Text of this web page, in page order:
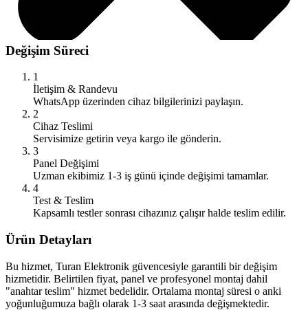
Değişim Süreci
1
İletişim & Randevu
WhatsApp üzerinden cihaz bilgilerinizi paylaşın.
2
Cihaz Teslimi
Servisimize getirin veya kargo ile gönderin.
3
Panel Değişimi
Uzman ekibimiz 1-3 iş günü içinde değişimi tamamlar.
4
Test & Teslim
Kapsamlı testler sonrası cihazınız çalışır halde teslim edilir.
Ürün Detayları
Bu hizmet, Turan Elektronik güvencesiyle garantili bir değişim
hizmetidir. Belirtilen fiyat, panel ve profesyonel montaj dahil
"anahtar teslim" hizmet bedelidir. Ortalama montaj süresi o anki
yoğunluğumuza bağlı olarak 1-3 saat arasında değişmektedir.